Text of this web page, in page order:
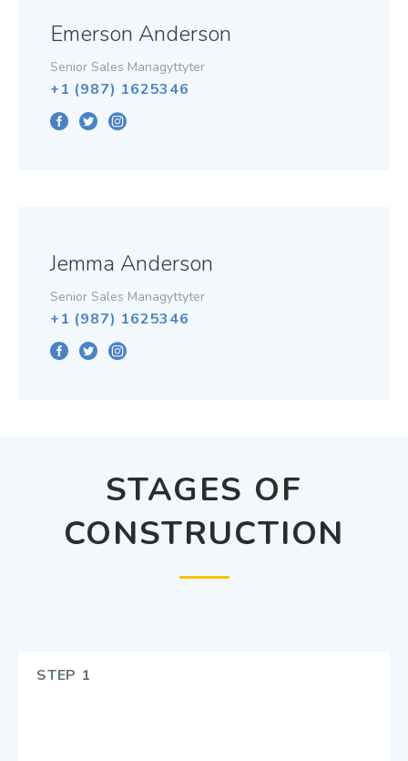
Emerson Anderson
Senior Sales Managyttyter
+1 (987) 1625346
Jemma Anderson
Senior Sales Managyttyter
+1 (987) 1625346
STAGES OF
CONSTRUCTION
STEP 1